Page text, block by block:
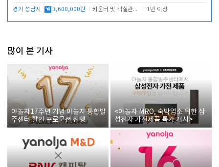
경기 성남시 월 3,600,000원 카운터 및 객실관리 전반 1년 이상
많이 본 기사
야놀자17주년 기념 야놀자 통합발
주센터 할인 프로모션 진행
<야놀자 MRO, 숙박업소 위한 삼
성전자 가전제품 특가 개시>